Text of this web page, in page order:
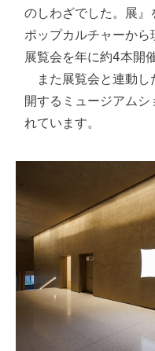
のしわざでした。展
ポップカルチャーか
展覧会を年に約4本開
また展覧会と連動し
開するミュージアム
れています。